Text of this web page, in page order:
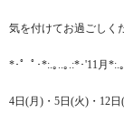
気を付けてお過ごしく
*･゜ﾟ･*:.｡..｡.:*･'11月*:.
4日(月)・5日(火)・12日